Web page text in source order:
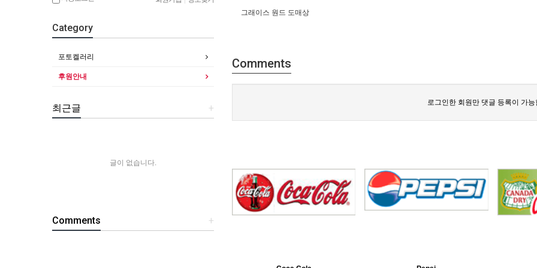
그래이스 원드 도매상
Comments
로그인한 회원만 댓글 등록이 가능
Category
포토켈러리
후원안내
+
최근글
글이 없습니다.
+
Comments